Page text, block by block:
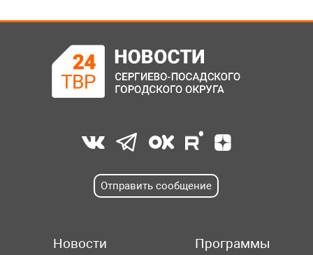
Отправить сообщение
Новости
Программы